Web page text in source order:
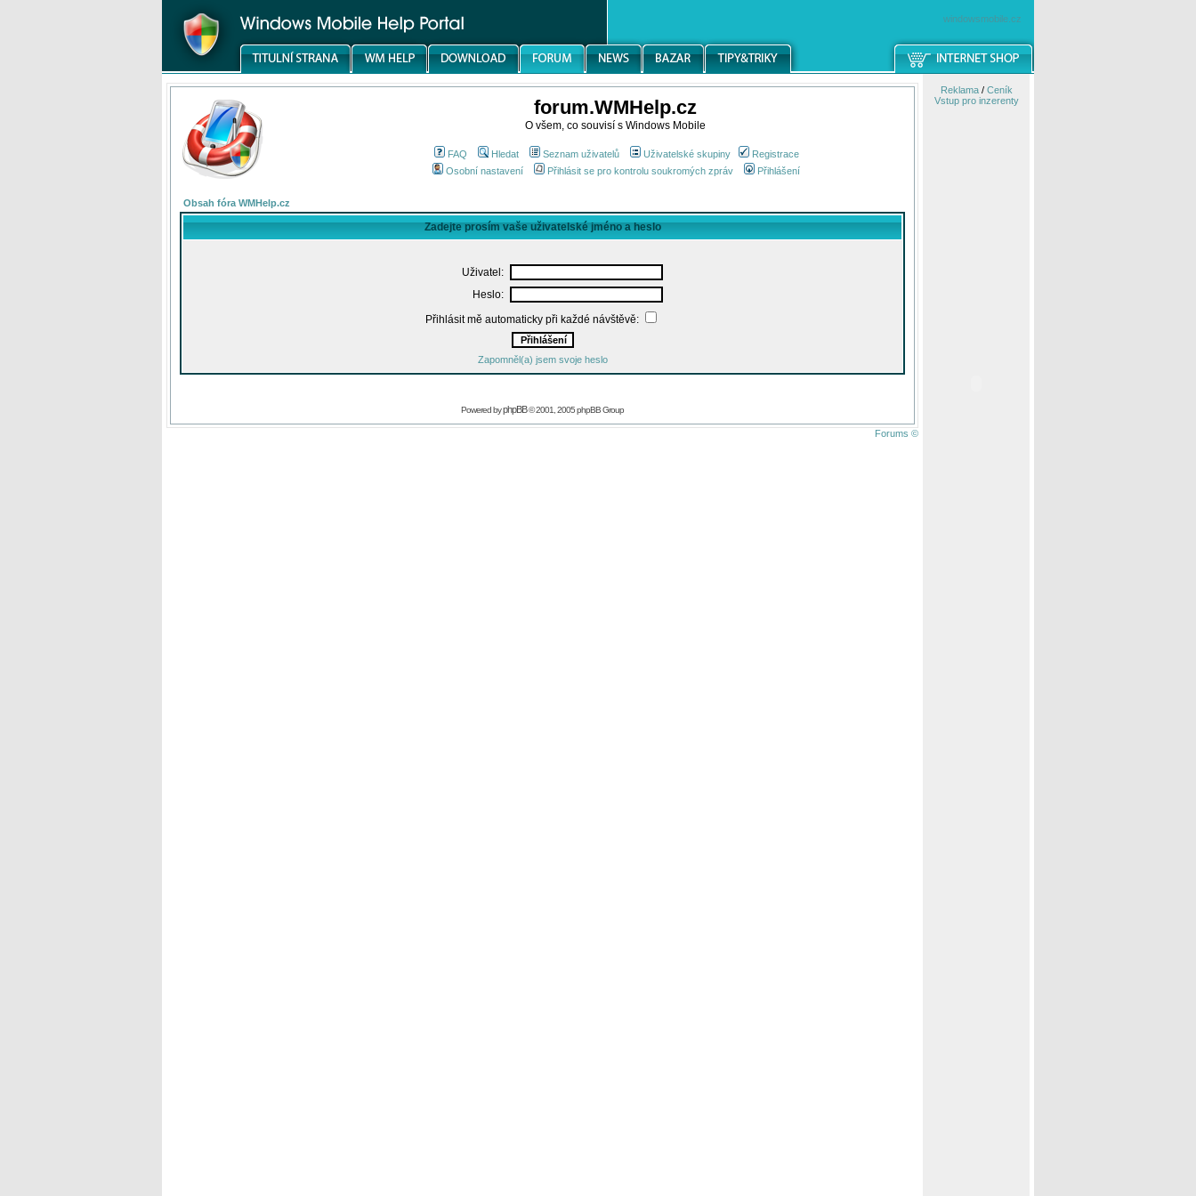
windowsmobile.cz
forum.WMHelp.cz
O všem, co souvisí s Windows Mobile
FAQ Hledat Seznam uživatelů Uživatelské skupiny
Registrace
Osobní nastavení
Přihlásit se pro kontrolu soukromých zpráv Přihlášení
Obsah fóra WMHelp.cz
Zadejte prosím vaše uživatelské jméno a heslo
Uživatel:
Heslo:
Přihlásit mě automaticky při každé návštěvě:
Zapomněl(a) jsem svoje heslo
Powered byphpBB© 2001, 2005 phpBB Group
Forums ©
Reklama/ Ceník
Vstup pro inzerenty